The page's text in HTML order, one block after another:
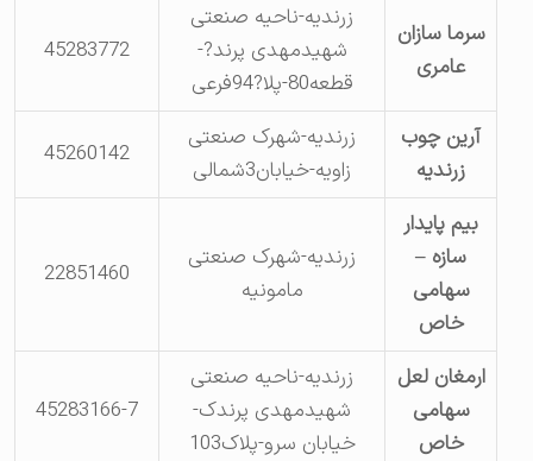
سرما سازان
عامری
زرندیه-ناحیه صنعتی
شهیدمهدی پرند?-
قطعه80-پلا?94فرعی
45283772
آرین چوب
زرندیه
زرندیه-شهرک صنعتی
زاویه-خیابان3شمالی
45260142
بیم پایدار
سازه –
سهامی
خاص
زرندیه-شهرک صنعتی
مامونیه
22851460
ارمغان لعل
سهامی
خاص
زرندیه-ناحیه صنعتی
شهیدمهدی پرندک-
خیابان سرو-پلاک103
45283166-7